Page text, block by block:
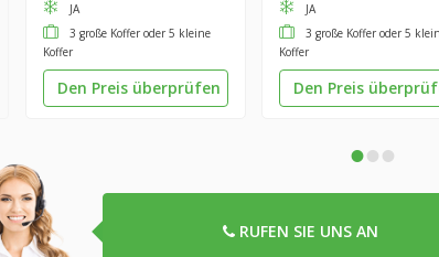
JA
3 große Koffer oder 5 kleine
Koffer
Den Preis überprüfen
JA
3 große Koffer oder 5
Koffer
Den Preis
•••
RUFEN SIE UNS AN